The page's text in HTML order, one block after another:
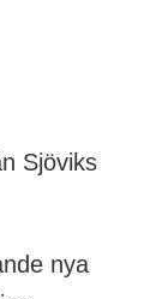
Sjöviks
nya